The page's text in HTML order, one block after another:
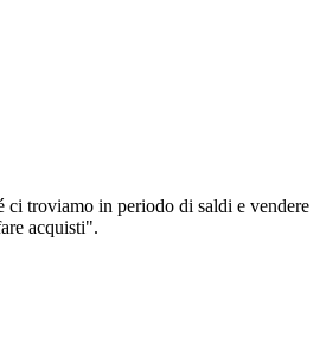
ci troviamo in periodo di saldi e vendere
acquisti".